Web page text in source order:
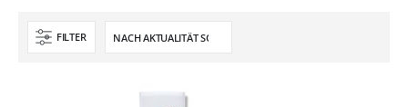
FILTER